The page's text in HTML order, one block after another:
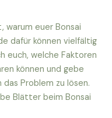
warum euer Bonsai
dafür können vielfältig
euch, welche Faktoren
können und gebe
Problem zu lösen.
Blätter beim Bonsai